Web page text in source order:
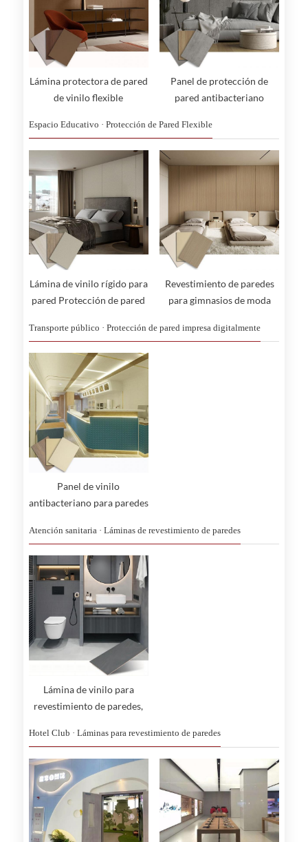
Lámina protectora de pared
de vinilo flexible
Panel de protección de
pared antibacteriano
Espacio Educativo · Protección de Pared Flexible
Lámina de vinilo rígido para
pared Protección de pared
Revestimiento de paredes
para gimnasios de moda
antichoques
Transporte público · Protección de pared impresa digitalmente
Panel de vinilo
antibacteriano para paredes
Atención sanitaria · Láminas de revestimiento de paredes
Lámina de vinilo para
revestimiento de paredes,
rieles de parachoques.
Hotel Club · Láminas para revestimiento de paredes